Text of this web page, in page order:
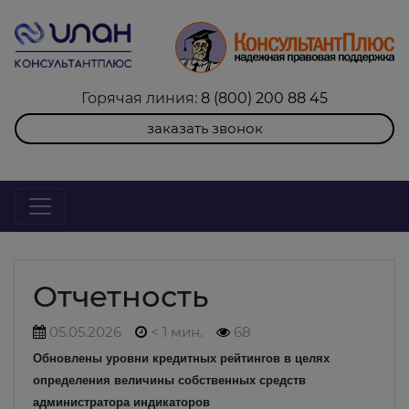
Горячая линия: 8 (800) 200 88 45
заказать звонок
Отчетность
05.05.2026 < 1 мин. 68
Обновлены уровни кредитных рейтингов в целях
определения величины собственных средств
администратора индикаторов